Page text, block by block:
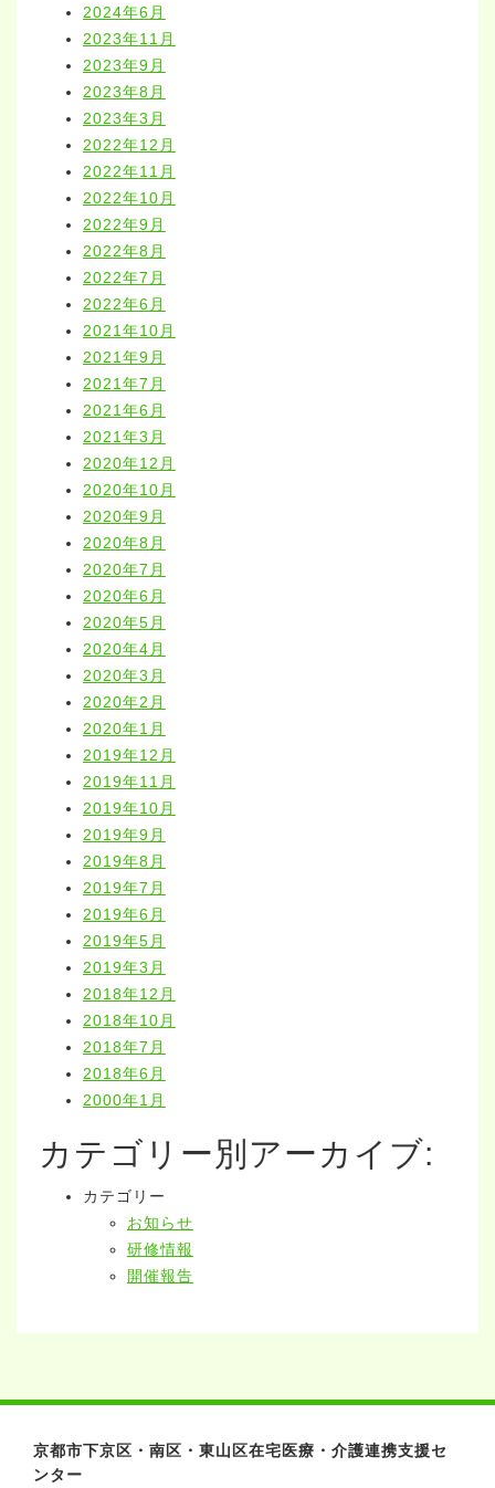
2024年6月
2023年11月
2023年9月
2023年8月
2023年3月
2022年12月
2022年11月
2022年10月
2022年9月
2022年8月
2022年7月
2022年6月
2021年10月
2021年9月
2021年7月
2021年6月
2021年3月
2020年12月
2020年10月
2020年9月
2020年8月
2020年7月
2020年6月
2020年5月
2020年4月
2020年3月
2020年2月
2020年1月
2019年12月
2019年11月
2019年10月
2019年9月
2019年8月
2019年7月
2019年6月
2019年5月
2019年3月
2018年12月
2018年10月
2018年7月
2018年6月
2000年1月
カテゴリー別アーカイブ:
カテゴリー
お知らせ
研修情報
開催報告
京都市下京区・南区・東山区在宅医療・介護連携支援セ
ンター